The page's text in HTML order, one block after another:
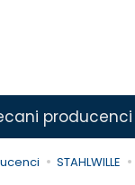
producenci
STAHLWILLE